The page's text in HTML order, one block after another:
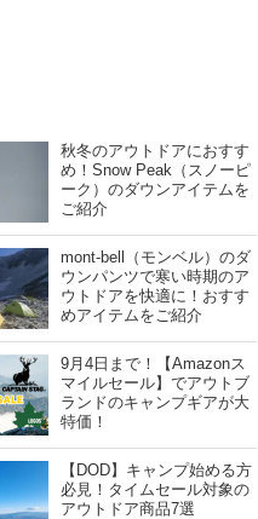
秋冬のアウトドアにおすす
め！Snow Peak（スノーピ
ーク）のダウンアイテムを
ご紹介
mont-bell（モンベル）のダ
ウンパンツで寒い時期のア
ウトドアを快適に！おすす
めアイテムをご紹介
9月4日まで！【Amazonス
マイルセール】でアウトブ
ランドのキャンプギアが大
特価！
【DOD】キャンプ始める方
必見！タイムセール対象の
アウトドア商品7選